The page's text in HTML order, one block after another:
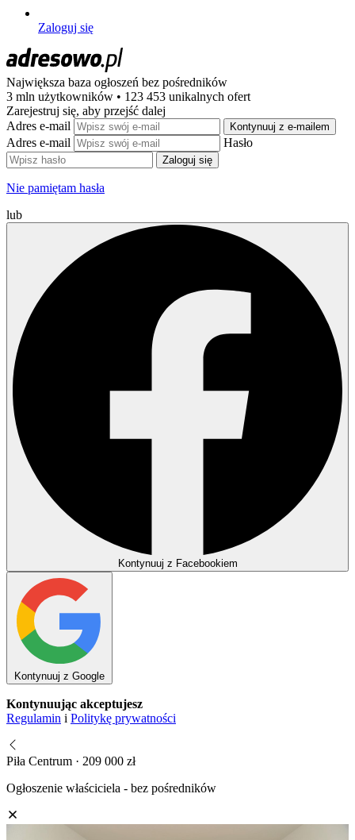
Zaloguj się
Największa baza ogłoszeń bez pośredników
3 mln użytkowników • 123 453 unikalnych ofert
Zarejestruj się, aby przejść dalej
Adres e-mail
Kontynuuj z e-mailem
Adres e-mail Hasło
Zaloguj się
Nie pamiętam hasła
lub
Kontynuuj z Facebookiem
Kontynuuj z Google
Kontynuując akceptujesz
Regulamin i Politykę prywatności
Piła Centrum · 209 000 zł
Ogłoszenie właściciela - bez pośredników